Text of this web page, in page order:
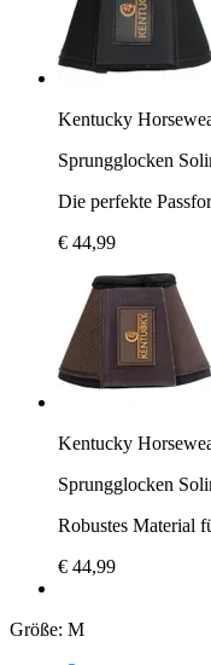
Kentucky
Sprungglocken
Die perfekte
€ 44,99
Kentucky
Sprungglocken
Robustes Material
€ 44,99
Größe: M